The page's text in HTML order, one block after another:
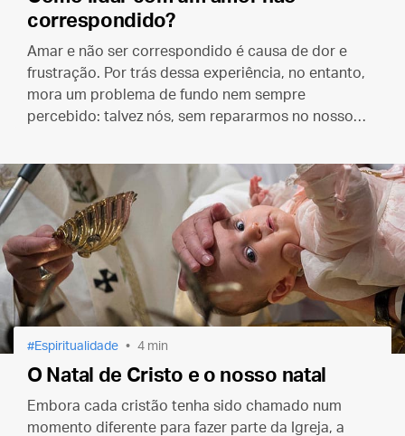
correspondido?
Amar e não ser correspondido é causa de dor e
frustração. Por trás dessa experiência, no entanto,
mora um problema de fundo nem sempre
percebido: talvez nós, sem repararmos no nosso
Espiritualidade 4 min
O Natal de Cristo e o nosso natal
Embora cada cristão tenha sido chamado num
momento diferente para fazer parte da Igreja, a